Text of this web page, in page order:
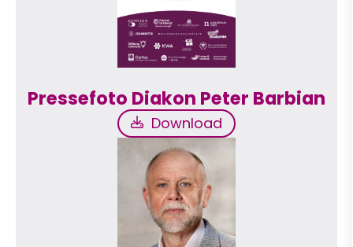
Download
Download
Pressefoto Diakon Peter Barbian